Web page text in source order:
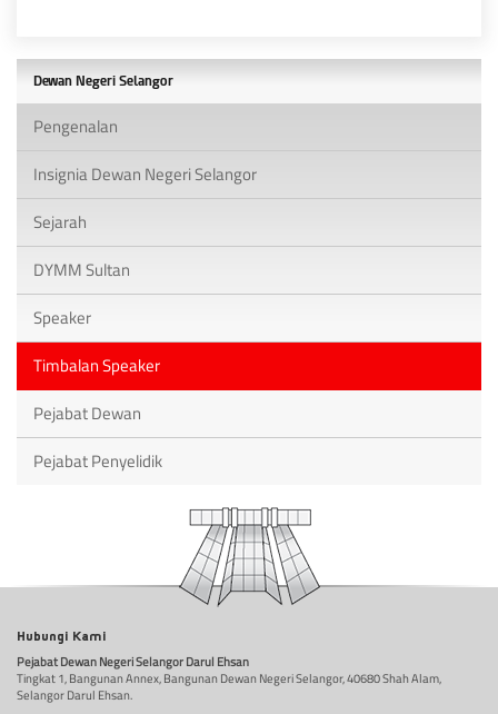
Dewan Negeri Selangor
Pengenalan
Insignia Dewan Negeri Selangor
Sejarah
DYMM Sultan
Speaker
Timbalan Speaker
Pejabat Dewan
Pejabat Penyelidik
Hubungi Kami
Pejabat Dewan Negeri Selangor Darul Ehsan
Tingkat 1, Bangunan Annex, Bangunan Dewan Negeri Selangor, 40680 Shah Alam,
Selangor Darul Ehsan.